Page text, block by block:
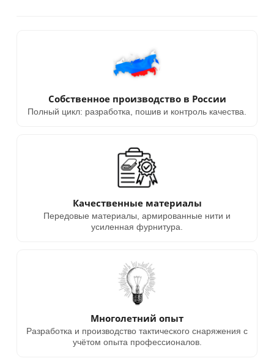
Собственное производство в России
Полный цикл: разработка, пошив и контроль качества.
Качественные материалы
Передовые материалы, армированные нити и
усиленная фурнитура.
Многолетний опыт
Разработка и производство тактического снаряжения с
учётом опыта профессионалов.